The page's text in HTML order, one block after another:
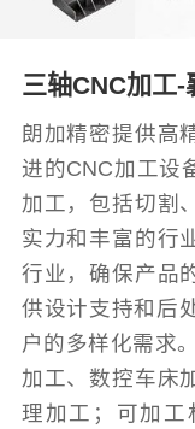
三轴CNC加工-
朗加精密提供高
进的CNC加工设
加工，包括切割
实力和丰富的行
行业，确保产品
供设计支持和后
户的多样化需求
加工、数控车床
理加工；可加工